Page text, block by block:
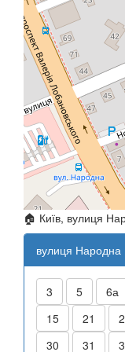
🏠 Київ, вулиця
вулиця Народна
3 5 6а
15
21
30
31